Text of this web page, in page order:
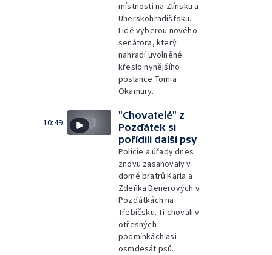
místnosti na Zlínsku a
Uherskohradišťsku.
Lidé vyberou nového
senátora, který
nahradí uvolněné
křeslo nynějšího
poslance Tomia
Okamury.
10:49
"Chovatelé" z
Pozďátek si
pořídili další psy
Policie a úřady dnes
znovu zasahovaly v
domě bratrů Karla a
Zdeňka Denerových v
Pozďátkách na
Třebíčsku. Ti chovali v
otřesných
podmínkách asi
osmdesát psů.